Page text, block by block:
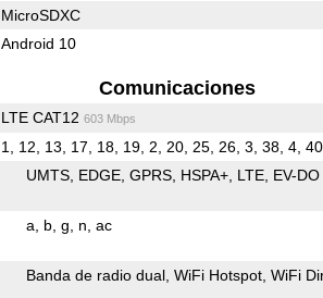
MicroSDXC
Android 10
Comunicaciones
LTE CAT12 603 Mbps
1, 12, 13, 17, 18, 19, 2, 20, 25, 26, 3, 38, 4,
UMTS EDGE GPRS HSPA+ LTE EV-DO
a b g n ac
Banda de radio dual WiFi Hotspot WiFi